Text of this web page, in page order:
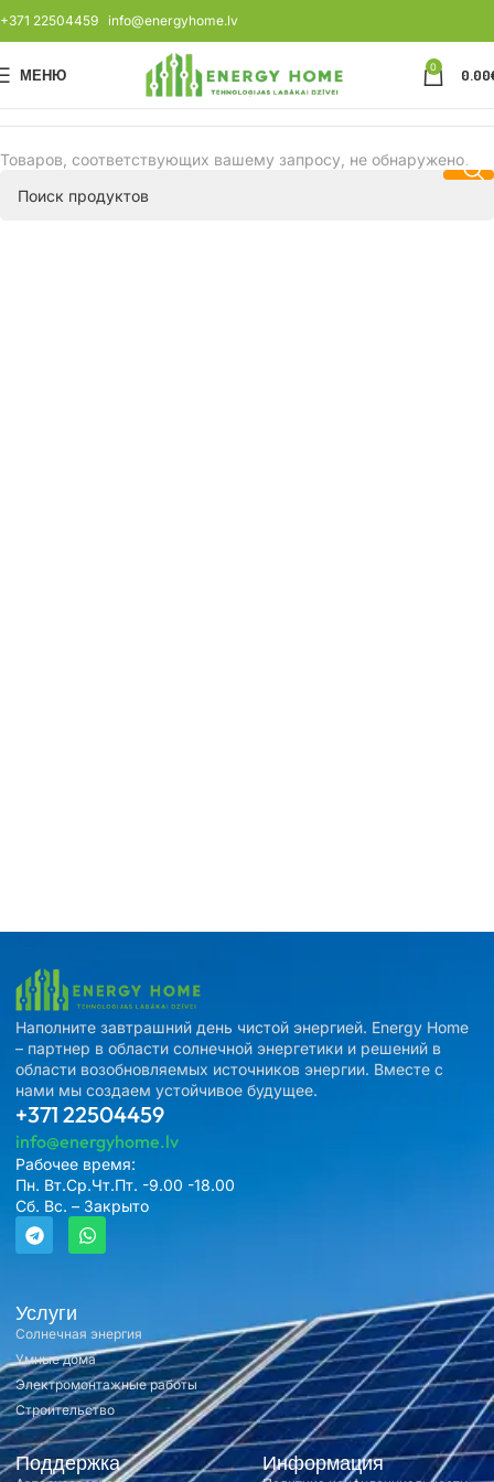
+371 22504459 info@energyhome.lv
МЕНЮ 0 0.00
Товаров, соответствующих вашему запросу, не обнаружено.
Услуги
Солнечная энергия
Умные дома
Электромонтажные работы
Строительство
Поддержка Информация
Наполните завтрашний день чистой энергией. Energy Home
– партнер в области солнечной энергетики и решений в
области возобновляемых источников энергии. Вместе с
нами мы создаем устойчивое будущее.
+371 22504459
info@energyhome.lv
Рабочее время:
Пн. Вт.Ср.Чт.Пт. -9.00 -18.00
Сб. Вс. – Закрыто